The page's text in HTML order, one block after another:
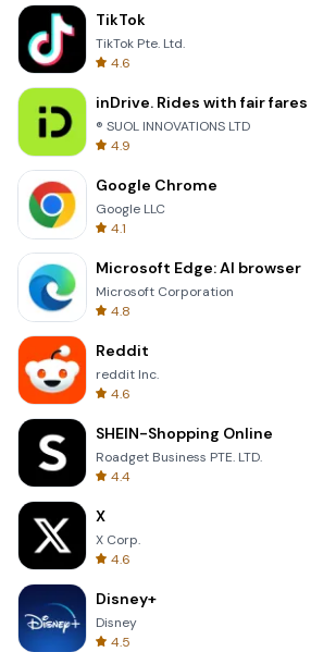
TikTok
TikTok Pte. Ltd.
4.6
inDrive. Rides with fair fares
® SUOL INNOVATIONS LTD
4.9
Google Chrome
Google LLC
4.1
Microsoft Edge: AI browser
Microsoft Corporation
4.8
Reddit
reddit Inc.
4.6
SHEIN-Shopping Online
Roadget Business PTE. LTD.
4.4
X
X Corp.
4.6
Disney+
Disney
4.5